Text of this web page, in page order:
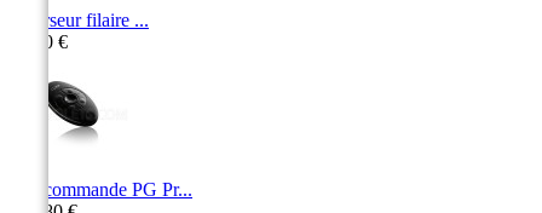
Inverseur filaire ...
94,30 €
Télécommande PG Pr...